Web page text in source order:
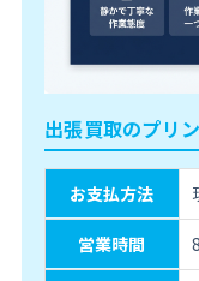
出張買取のプリ
お支払方法
営業時間